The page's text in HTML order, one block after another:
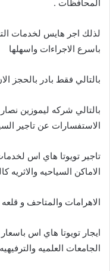
المحافظات .
لذلك اجر هايس لخدمات
باسرع الاجراءات واسهلها
بالتالي فقط بادر بالحجز الان
بالتالي شركه ليموزين
الاستفسارات عن تاجير السياراات:
تاجير تويوتا هاي اس
الاماكن السياحيه والاثريه
الاهرامات والمتاحف و قلعه
ايجار تويوتا هاي اس
الجامعات العلميه